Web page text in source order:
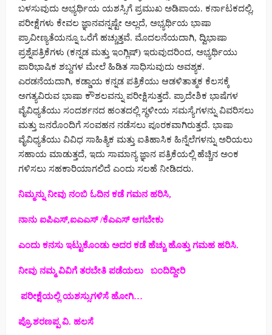
ಬಳಸುವುದು ಅಭ್ಯರ್ಥಿಯ ಯಶಸ್ಸಿಗೆ ಪ್ರಮುಖ ಅಡಿಪಾಯ. ಕರ್ನಾಟಕದಲ್ಲಿ,
ಪರೀಕ್ಷೆಗಳು ಕೇವಲ ಜ್ಞಾನವನ್ನಷ್ಟೇ ಅಲ್ಲದೆ, ಅಭ್ಯರ್ಥಿಯ ಭಾಷಾ
ಪ್ರಾವೀಣ್ಯತೆಯನ್ನೂ ಒರೆಗೆ ಹಚ್ಚುತ್ತವೆ. ಮೊದಲನೆಯದಾಗಿ, ದ್ವಿಭಾಷಾ
ಪ್ರಶ್ನೆಪತ್ರಿಕೆಗಳು (ಕನ್ನಡ ಮತ್ತು ಇಂಗ್ಲಿಷ್) ಇರುವುದರಿಂದ, ಅಭ್ಯರ್ಥಿಯು
ಪಾರಿಭಾಷಿಕ ಶಬ್ದಗಳ ಮೇಲೆ ಹಿಡಿತ ಸಾಧಿಸುವುದು ಅವಶ್ಯಕ.
ಎರಡನೆಯದಾಗಿ, ಕಡ್ಡಾಯ ಕನ್ನಡ ಪತ್ರಿಕೆಯು ಆಡಳಿತಾತ್ಮಕ ಕೆಲಸಕ್ಕೆ
ಅಗತ್ಯವಿರುವ ಭಾಷಾ ಕೌಶಲವನ್ನು ಪರೀಕ್ಷಿಸುತ್ತದೆ. ಪ್ರಾದೇಶಿಕ ಭಾಷೆಗಳ
ವೈವಿಧ್ಯತೆಯು ಸಂದರ್ಶನದ ಹಂತದಲ್ಲಿ ಸ್ಥಳೀಯ ಸಮಸ್ಯೆಗಳನ್ನು ವಿವರಿಸಲು
ಮತ್ತು ಜನರೊಂದಿಗೆ ಸಂವಹನ ನಡೆಸಲು ಪೂರಕವಾಗಿರುತ್ತದೆ. ಭಾಷಾ
ವೈವಿಧ್ಯತೆಯು ವಿವಿಧ ಸಾಹಿತ್ಯಿಕ ಮತ್ತು ಐತಿಹಾಸಿಕ ಹಿನ್ನೆಲೆಗಳನ್ನು ಅರಿಯಲು
ಸಹಾಯ ಮಾಡುತ್ತದೆ, ಇದು ಸಾಮಾನ್ಯ ಜ್ಞಾನ ಪತ್ರಿಕೆಯಲ್ಲಿ ಹೆಚ್ಚಿನ ಅಂಕ
ಗಳಿಸಲು ಸಹಕಾರಿಯಾಗಲಿದೆ ಎಂದು ಸಲಹೆ ನೀಡಿದರು.
ನಿಮ್ಮನ್ನು ನೀವು ನಂಬಿ ಓದಿನ ಕಡೆ ಗಮನ ಹರಿಸಿ,
ನಾನು ಐಪಿಎಸ್,ಐಎಎಸ್ /ಕೆಎಎಸ್ ಆಗಬೇಕು
ಎಂದು ಕನಸು ಇಟ್ಟುಕೊಂಡು ಅದರ ಕಡೆ ಹೆಚ್ಚು ಹೊತ್ತು ಗಮಹ ಹರಿಸಿ.
ನೀವು ನಮ್ಮ ವಿವಿಗೆ ತರಬೇತಿ ಪಡೆಯಲು ಬಂದಿದ್ದೀರಿ
ಪರೀಕ್ಷೆಯಲ್ಲಿ ಯಶಸ್ಸುಗಳಿಸೆ ಹೋಗಿ…
ಪ್ರೊ.ಶರಣಪ್ಪ ವಿ. ಹಲಸೆ